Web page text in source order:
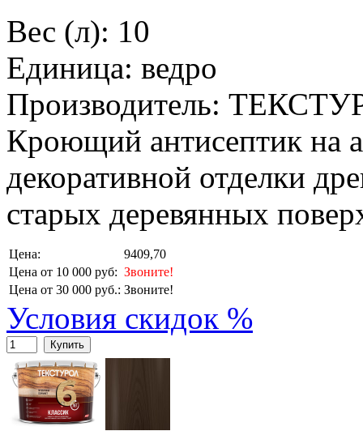
Вес (л): 10
Единица: ведро
Производитель:
Кроющий антисептик на
декоративной отделки
старых деревянных
Цена:
9409,70
Цена от 10 000 руб: Звоните!
Цена от 30 000 руб.: Звоните!
Условия скидок %
Купить